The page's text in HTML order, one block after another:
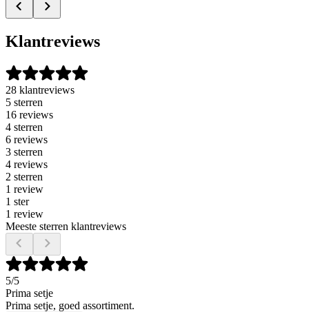
Klantreviews
28 klantreviews
5 sterren
16 reviews
4 sterren
6 reviews
3 sterren
4 reviews
2 sterren
1 review
1 ster
1 review
Meeste sterren klantreviews
5/5
Prima setje
Prima setje, goed assortiment.